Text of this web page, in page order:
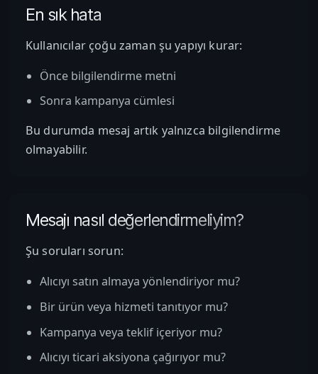
En sık hata
Kullanıcılar çoğu zaman şu yapıyı kurar:
Önce bilgilendirme metni
Sonra kampanya cümlesi
Bu durumda mesaj artık yalnızca bilgilendirme
olmayabilir.
Mesajı nasıl değerlendirmeliyim?
Şu soruları sorun:
Alıcıyı satın almaya yönlendiriyor mu?
Bir ürün veya hizmeti tanıtıyor mu?
Kampanya veya teklif içeriyor mu?
Alıcıyı ticari aksiyona çağırıyor mu?